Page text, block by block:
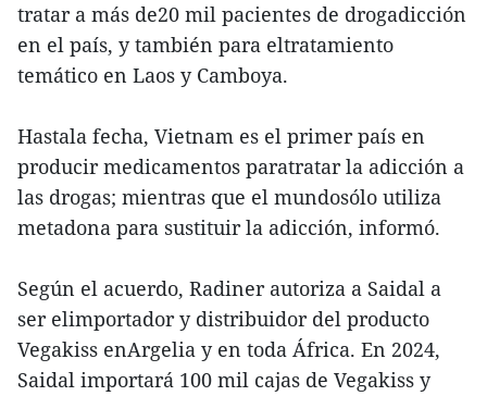
tratar a más de20 mil pacientes de drogadicción
en el país, y también para eltratamiento
temático en Laos y Camboya.
Hastala fecha, Vietnam es el primer país en
producir medicamentos paratratar la adicción a
las drogas; mientras que el mundosólo utiliza
metadona para sustituir la adicción, informó.
Según el acuerdo, Radiner autoriza a Saidal a
ser elimportador y distribuidor del producto
Vegakiss enArgelia y en toda África. En 2024,
Saidal importará 100 mil cajas de Vegakiss y